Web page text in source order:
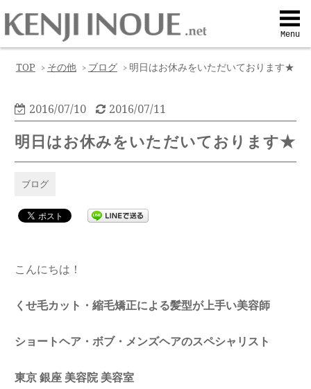
Menu
Q&A
Profile
Menu
TOP > その他 > ブログ > 明日はお休みをいただいております★
2016/07/10 2016/07/11
明日はお休みをいただいております★
ブログ
こんにちは！
くせ毛カット・縮毛矯正による髪型が上手い美容師
ショートヘア・ボブ・メンズヘアのスペシャリスト
東京 銀座 美容院 美容室